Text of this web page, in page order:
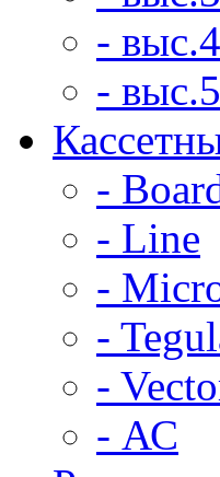
-
-
-
- Line
-
-
-
- АС